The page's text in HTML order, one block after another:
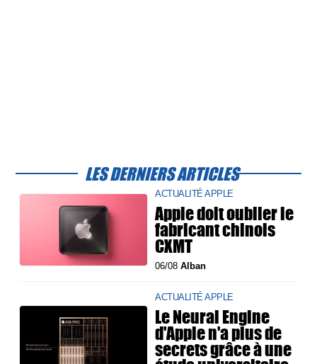
LES DERNIERS ARTICLES
ACTUALITÉ APPLE
Apple doit oublier le
fabricant chinois
CXMT
06/08Alban
ACTUALITÉ APPLE
Le Neural Engine
d'Apple n'a plus de
secrets grâce à une